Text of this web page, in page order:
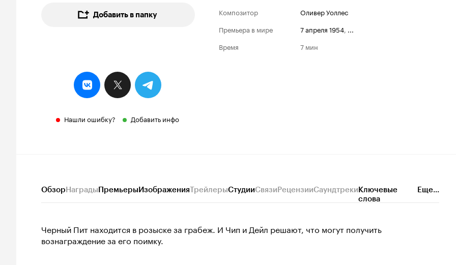
Добавить в папку
Нашли ошибку? Добавить инфо
Композитор
Оливер Уоллес
Премьера в мире
7 апреля 1954, ...
Время
7 мин
ОбзорНаградыПремьерыИзображенияТрейлерыСтудииСвязиРецензииСаундтрекиКлючевые
слова
Еще...
Черный Пит находится в розыске за грабеж. И Чип и Дейл решают, что могут получить
вознаграждение за его поимку.